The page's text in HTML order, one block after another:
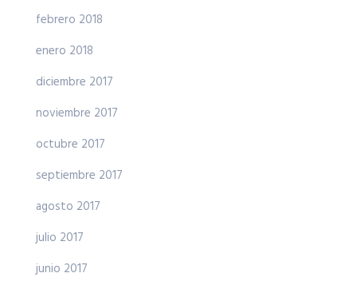
febrero 2018
enero 2018
diciembre 2017
noviembre 2017
octubre 2017
septiembre 2017
agosto 2017
julio 2017
junio 2017